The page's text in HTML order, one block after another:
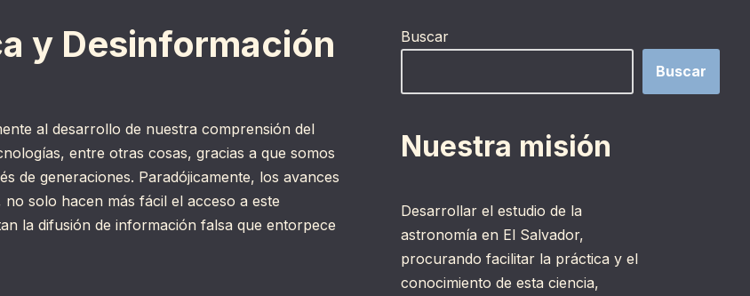
y Desinformación
al desarrollo de nuestra comprensión del
entre otras cosas, gracias a que somos
de generaciones. Paradójicamente, los avances
solo hacen más fácil el acceso a este
la difusión de información falsa que entorpece
Buscar
Buscar
Nuestra misión
Desarrollar el estudio de la
astronomía en El Salvador,
procurando facilitar la práctica y el
conocimiento de esta ciencia,